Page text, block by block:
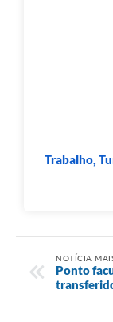
Trabalho,
NOTÍCIA
Ponto